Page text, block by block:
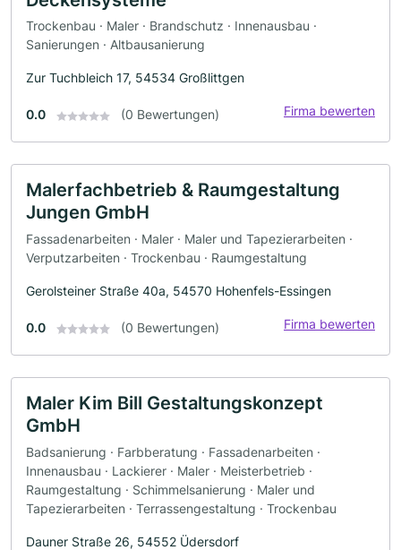
Trockenbau · Maler · Brandschutz · Innenausbau ·
Sanierungen · Altbausanierung
Zur Tuchbleich 17, 54534 Großlittgen
0.0 (0 Bewertungen) Firma bewerten
Malerfachbetrieb & Raumgestaltung
Jungen GmbH
Fassadenarbeiten · Maler · Maler und Tapezierarbeiten ·
Verputzarbeiten · Trockenbau · Raumgestaltung
Gerolsteiner Straße 40a, 54570 Hohenfels-Essingen
0.0 (0 Bewertungen) Firma bewerten
Maler Kim Bill Gestaltungskonzept
GmbH
Badsanierung · Farbberatung · Fassadenarbeiten ·
Innenausbau · Lackierer · Maler · Meisterbetrieb ·
Raumgestaltung · Schimmelsanierung · Maler und
Tapezierarbeiten · Terrassengestaltung · Trockenbau
Dauner Straße 26, 54552 Üdersdorf